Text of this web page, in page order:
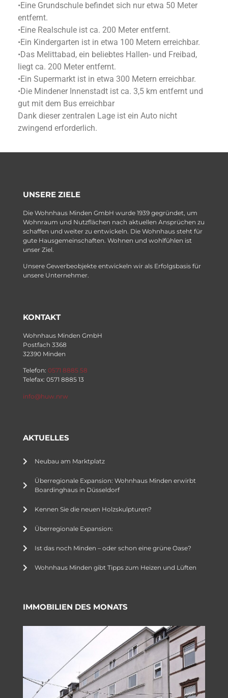
•Eine Grundschule befindet sich nur etwa 50 Meter
entfernt.
•Eine Realschule ist ca. 200 Meter entfernt.
•Ein Kindergarten ist in etwa 100 Metern erreichbar.
•Das Melittabad, ein beliebtes Hallen- und Freibad,
liegt ca. 200 Meter entfernt.
•Ein Supermarkt ist in etwa 300 Metern erreichbar.
•Die Mindener Innenstadt ist ca. 3,5 km entfernt und
gut mit dem Bus erreichbar
Dank dieser zentralen Lage ist ein Auto nicht
zwingend erforderlich.
UNSERE ZIELE
Die Wohnhaus Minden GmbH wurde 1939 gegründet, um
Wohnraum und Nutzflächen nach aktuellen Ansprüchen zu
schaffen und weiter zu entwickeln. Die Wohnhaus steht für
gute Hausgemeinschaften. Wohnen und wohlfühlen ist
unser Ziel.
Unsere Gewerbeobjekte entwickeln wir als Erfolgsbasis für
unsere Unternehmer.
KONTAKT
Wohnhaus Minden GmbH
Postfach 3368
32390 Minden
Telefon: 0571 8885 58
Telefax: 0571 8885 13
info@huw.nrw
AKTUELLES
Neubau am Marktplatz
Überregionale Expansion: Wohnhaus Minden erwirbt
Boardinghaus in Düsseldorf
Kennen Sie die neuen Holzskulpturen?
Überregionale Expansion:
Ist das noch Minden – oder schon eine grüne Oase?
Wohnhaus Minden gibt Tipps zum Heizen und Lüften
IMMOBILIEN DES MONATS